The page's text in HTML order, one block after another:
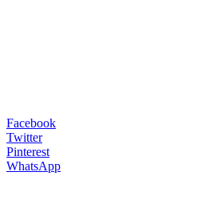
Facebook
Twitter
Pinterest
WhatsApp